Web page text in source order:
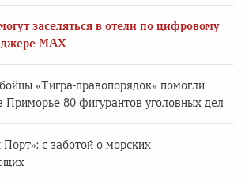
заселяться в отели по цифровому
MAX
«Тигра-правопорядок» помогли
Приморье 80 фигурантов уголовных дел
с заботой о морских